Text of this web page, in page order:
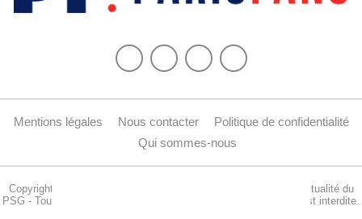
Mentions légales Nous contacter
Politique de confidentialité
Qui sommes-nous
Copyright © 2015-2024 Parisfans.fr, 1er site amateur dédié à l'actualité du
PSG - Tous les droits sont réservés. La reproduction de ce site est interdite.